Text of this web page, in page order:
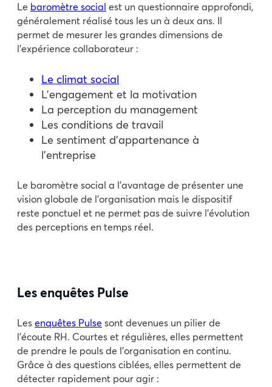
Le baromètre social est un questionnaire approfondi,
généralement réalisé tous les un à deux ans. Il
permet de mesurer les grandes dimensions de
l’expérience collaborateur :
Le climat social
L’engagement et la motivation
La perception du management
Les conditions de travail
Le sentiment d’appartenance à
l’entreprise
Le baromètre social a l’avantage de présenter une
vision globale de l’organisation mais le dispositif
reste ponctuel et ne permet pas de suivre l’évolution
des perceptions en temps réel.
Les enquêtes Pulse
Les enquêtes Pulse sont devenues un pilier de
l’écoute RH. Courtes et régulières, elles permettent
de prendre le pouls de l’organisation en continu.
Grâce à des questions ciblées, elles permettent de
détecter rapidement pour agir :